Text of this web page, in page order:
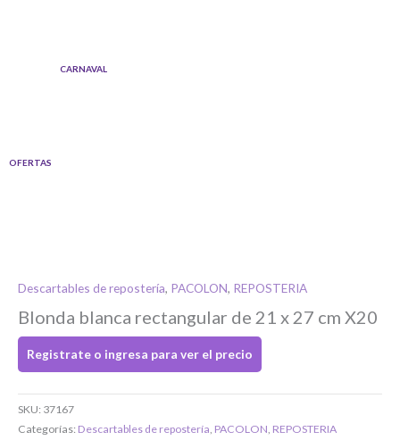
OFERTAS
CARNAVAL
Descartables de repostería, PACOLON, REPOSTERIA
Blonda blanca rectangular de 21 x 27 cm X20
Registrate o ingresa para ver el precio
SKU: 37167
Categorías: Descartables de repostería PACOLON REPOSTERIA
Si tenés cuenta...
Toca para ingresar
O completa el Formulario de registro